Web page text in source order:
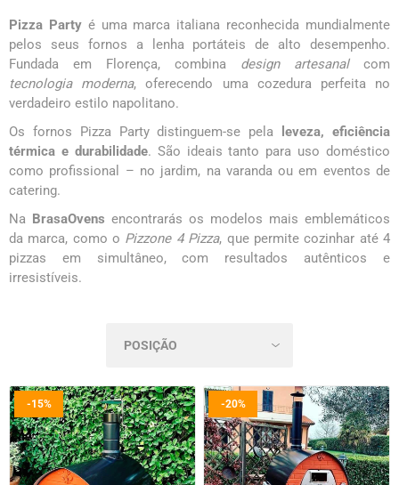
Pizza Partyé uma marca italiana reconhecida mundialmente
pelos seus fornos a lenha portáteis de alto desempenho.
Fundada em Florença, combina design artesanalcom
tecnologia moderna, oferecendo uma cozedura perfeita no
verdadeiro estilo napolitano.
Os fornos Pizza Party distinguem-se pela
leveza, eficiência
térmica e durabilidade. São ideais tanto para uso doméstico
como profissional – no jardim, na varanda ou em eventos de
catering.
Na BrasaOvens encontrarás os modelos mais emblemáticos
da marca, como o Pizzone 4 Pizza, que permite cozinhar até 4
pizzas em simultâneo, com resultados autênticos e
irresistíveis.
-15% -20%